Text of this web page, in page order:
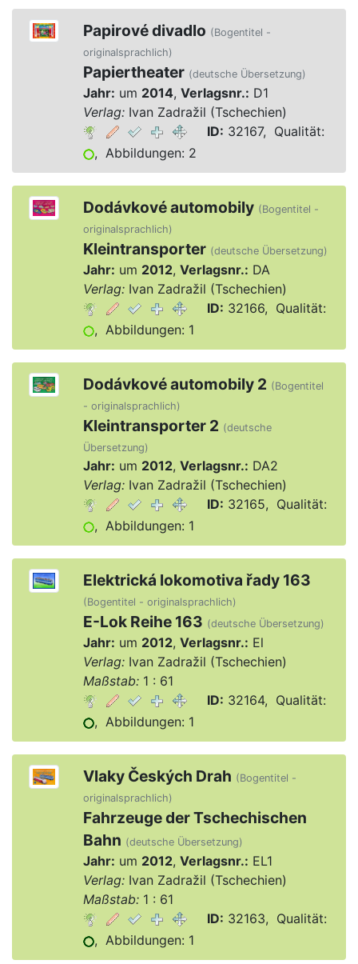
Papirové divadlo (Bogentitel -
originalsprachlich)
Papiertheater (deutsche Übersetzung)
Jahr: um 2014, Verlagsnr.: D1
Verlag:Ivan Zadražil (Tschechien)
ID: 32167, Qualität:
, Abbildungen: 2
Dodávkové automobily (Bogentitel -
originalsprachlich)
Kleintransporter (deutsche Übersetzung)
Jahr: um 2012, Verlagsnr.: DA
Verlag:Ivan Zadražil (Tschechien)
ID: 32166, Qualität:
, Abbildungen: 1
Dodávkové automobily 2 (Bogentitel
- originalsprachlich)
Kleintransporter 2 (deutsche
Übersetzung)
Jahr: um 2012, Verlagsnr.: DA2
Verlag:Ivan Zadražil (Tschechien)
ID: 32165, Qualität:
, Abbildungen: 1
Elektrická lokomotiva řady 163
(Bogentitel - originalsprachlich)
E-Lok Reihe 163 (deutsche Übersetzung)
Jahr: um 2012, Verlagsnr.: El
Verlag:Ivan Zadražil (Tschechien)
Maßstab:1 : 61
ID: 32164, Qualität:
, Abbildungen: 1
Vlaky Českých Drah (Bogentitel -
originalsprachlich)
Fahrzeuge der Tschechischen
Bahn (deutsche Übersetzung)
Jahr: um 2012, Verlagsnr.: EL1
Verlag:Ivan Zadražil (Tschechien)
Maßstab:1 : 61
ID: 32163, Qualität:
, Abbildungen: 1